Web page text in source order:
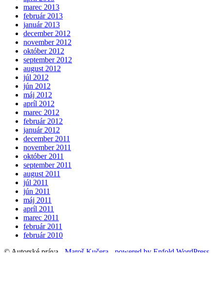
marec 2013
február 2013
január 2013
december 2012
november 2012
október 2012
september 2012
august 2012
júl 2012
jún 2012
máj 2012
apríl 2012
marec 2012
február 2012
január 2012
december 2011
november 2011
október 2011
september 2011
august 2011
júl 2011
jún 2011
máj 2011
apríl 2011
marec 2011
február 2011
február 2010
© Autorské práva - Maroš Kučera
powered by Enfold WordPress